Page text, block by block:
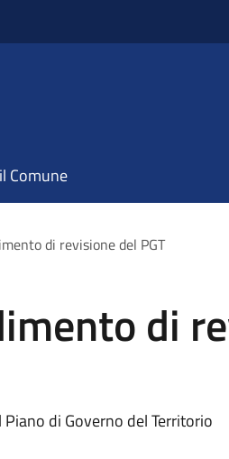
Comune
di revisione del PGT
di
di Governo del Territorio